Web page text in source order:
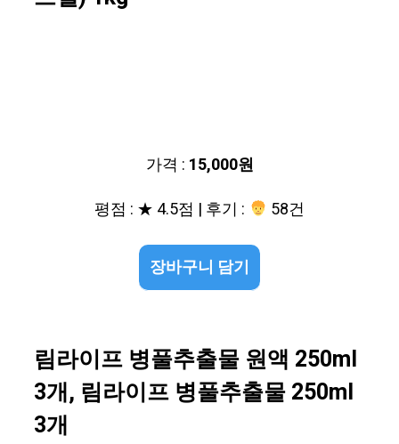
가격 : 15,000원
평점 : ★ 4.5점 | 후기 :
58건
장바구니 담기
림라이프 병풀추출물 원액 250ml
3개, 림라이프 병풀추출물 250ml
3개